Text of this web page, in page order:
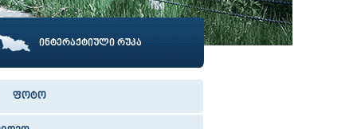
ინტერაქტიული რუკა
ფოტო